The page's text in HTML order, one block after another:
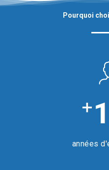
Pourquoi
+
années